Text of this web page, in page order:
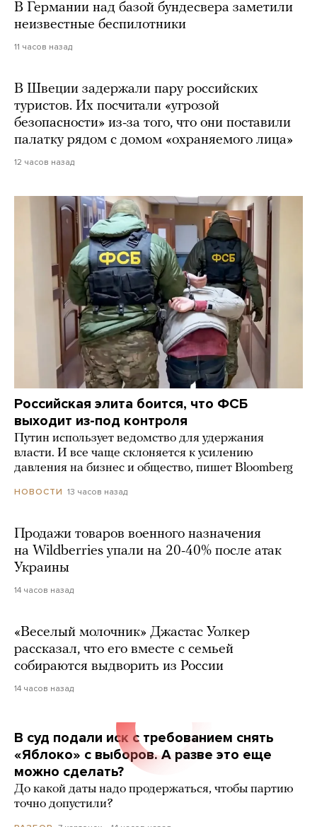
В Германии над базой бундесвера заметили
неизвестные беспилотники
11 часов назад
В Швеции задержали пару российских
туристов. Их посчитали «угрозой
безопасности» из-за того, что они поставили
палатку рядом с домом «охраняемого лица»
12 часов назад
Российская элита боится, что ФСБ
выходит из-под контроля
Путин использует ведомство для удержания
власти. И все чаще склоняется к усилению
давления на бизнес и общество, пишет Bloomberg
НОВОСТИ 13 часов назад
Продажи товаров военного назначения
на Wildberries упали на 20-40% после атак
Украины
14 часов назад
«Веселый молочник» Джастас Уолкер
рассказал, что его вместе с семьей
собираются выдворить из России
14 часов назад
В суд подали иск с требованием снять
«Яблоко» с выборов. А разве это еще
можно сделать?
До какой даты надо продержаться, чтобы партию
точно допустили?